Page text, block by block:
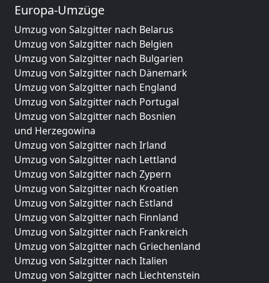
Europa-Umzüge
Umzug von Salzgitter nach Belarus
Umzug von Salzgitter nach Belgien
Umzug von Salzgitter nach Bulgarien
Umzug von Salzgitter nach Dänemark
Umzug von Salzgitter nach England
Umzug von Salzgitter nach Portugal
Umzug von Salzgitter nach Bosnien
und Herzegowina
Umzug von Salzgitter nach Irland
Umzug von Salzgitter nach Lettland
Umzug von Salzgitter nach Zypern
Umzug von Salzgitter nach Kroatien
Umzug von Salzgitter nach Estland
Umzug von Salzgitter nach Finnland
Umzug von Salzgitter nach Frankreich
Umzug von Salzgitter nach Griechenland
Umzug von Salzgitter nach Italien
Umzug von Salzgitter nach Liechtenstein